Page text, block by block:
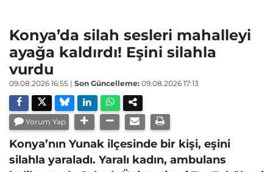
Konya’da silah sesleri mahalleyi
ayağa kaldırdı! Eşini silahla
vurdu
09.08.2026 16:55 | Son Güncelleme: 09.08.2026 17:13
Yorum Yap
Konya’nın Yunak ilçesinde bir kişi, eşini
silahla yaraladı. Yaralı kadın, ambulans